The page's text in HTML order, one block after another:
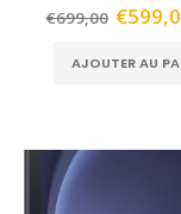
out of
€699,00 €
AJOUTER AU